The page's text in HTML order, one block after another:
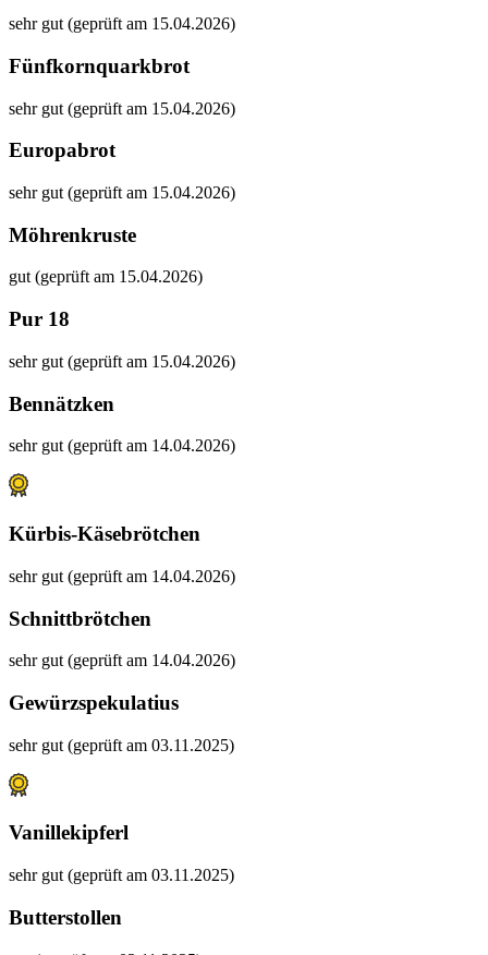
sehr gut (geprüft am 15.04.2026)
Fünfkornquarkbrot
sehr gut (geprüft am 15.04.2026)
Europabrot
sehr gut (geprüft am 15.04.2026)
Möhrenkruste
gut (geprüft am 15.04.2026)
Pur 18
sehr gut (geprüft am 15.04.2026)
Bennätzken
sehr gut (geprüft am 14.04.2026)
Kürbis-Käsebrötchen
sehr gut (geprüft am 14.04.2026)
Schnittbrötchen
sehr gut (geprüft am 14.04.2026)
Gewürzspekulatius
sehr gut (geprüft am 03.11.2025)
Vanillekipferl
sehr gut (geprüft am 03.11.2025)
Butterstollen